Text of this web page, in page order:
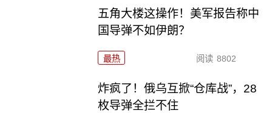
五角大楼这操作！美军报告称中
国导弹不如伊朗？
最热 阅读 8802
炸疯了！俄乌互掀“仓库战”，28
枚导弹全拦不住